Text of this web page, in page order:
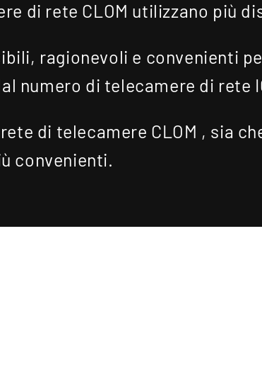
di rete CLOM utilizzano più
ragionevoli e convenienti
numero di telecamere di rete
di telecamere CLOM , sia
convenienti.